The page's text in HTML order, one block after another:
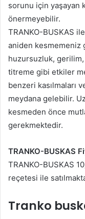
sorunu için yaşayan
önermeyebilir.
TRANKO-BUSKAS
aniden kesmemeniz
huzursuzluk,
titreme gibi etkiler
benzeri kasılmaları
meydana gelebilir.
kesmeden önce
gerekmektedir.
TRANKO-BUSKAS
TRANKO-BUSKAS
reçetesi ile
Tranko